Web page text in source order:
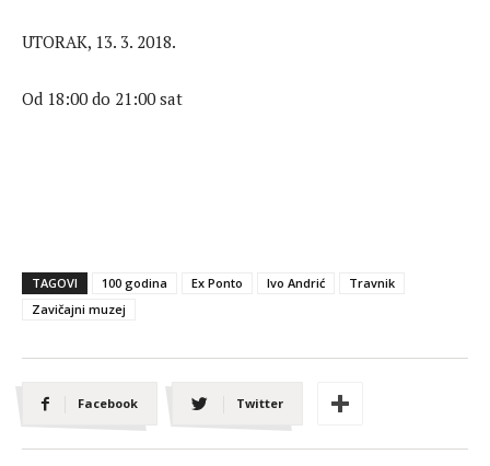
UTORAK, 13. 3. 2018.
Od 18:00 do 21:00 sat
TAGOVI 100 godina Ex Ponto Ivo Andrić
Travnik
Zavičajni muzej
Facebook Twitter